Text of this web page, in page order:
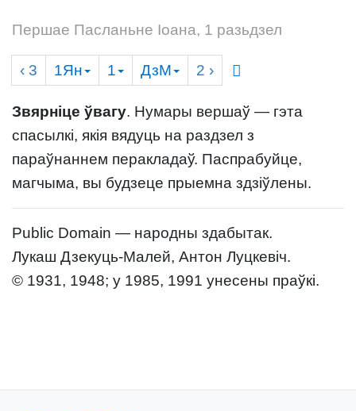
Першае Пасланьне Іоана, 1 разьдзел
‹ 3 1Ян 1 ДзМ 2 ›
Звярніце ўвагу. Нумары вершаў — гэта
спасылкі, якія вядуць на раздзел з
параўнаннем перакладаў. Паспрабуйце,
магчыма, вы будзеце прыемна здзіўлены.
Public Domain — народны здабытак.
Лукаш Дзекуць-Малей, Антон Луцкевіч.
© 1931, 1948; у 1985, 1991 унесены праўкі.